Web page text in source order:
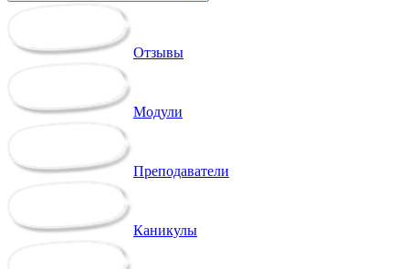
Отзывы
Модули
Преподаватели
Каникулы